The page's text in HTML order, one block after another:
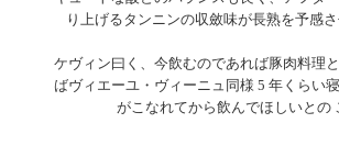
り上げるタンニンの収斂味が長熟を予感さ
ケヴィン曰く、今飲むのであれば豚肉料理
ばヴィエーユ・ヴィーニュ同様 5 年くらい
がこなれてから飲んでほしいとの